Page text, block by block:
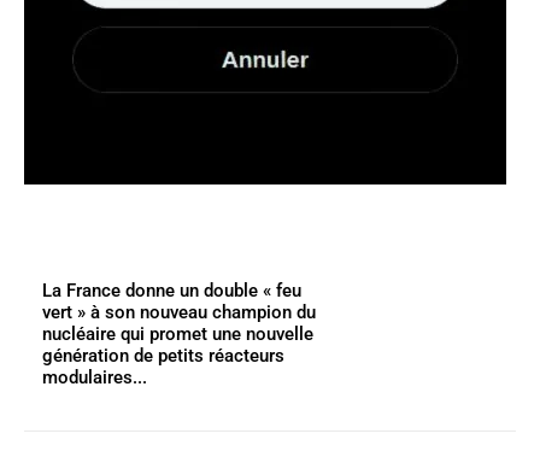
La France donne un double « feu
vert » à son nouveau champion du
nucléaire qui promet une nouvelle
génération de petits réacteurs
modulaires...